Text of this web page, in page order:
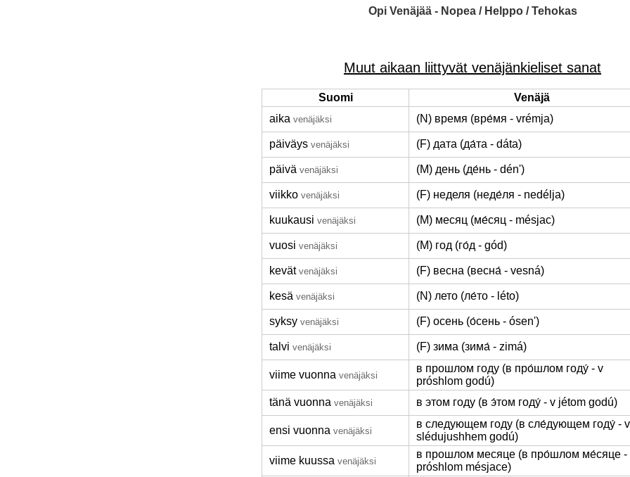
Opi Venäjää - Nopea / Helppo / Tehokas
Muut aikaan liittyvät venäjänkieliset sanat
Suomi
Venäjä
aika venäjäksi (N) время (вре́мя - vrémja)
päiväys venäjäksi (F) дата (да́та - dáta)
päivä venäjäksi (M) день (де́нь - dén')
viikko venäjäksi (F) неделя (неде́ля - nedélja)
kuukausi venäjäksi (M) месяц (ме́сяц - mésjac)
vuosi venäjäksi (M) год (го́д - gód)
kevät venäjäksi (F) весна (весна́ - vesná)
kesä venäjäksi (N) лето (ле́то - léto)
syksy venäjäksi (F) осень (о́сень - ósen')
talvi venäjäksi (F) зима (зима́ - zimá)
viime vuonna venäjäksi
в прошлом году (в про́шлом году́ - v
próshlom godú)
tänä vuonna venäjäksi в этом году (в э́том году́ - v jétom godú)
ensi vuonna venäjäksi
в следующем году (в сле́дующем году́ - v
slédujushhem godú)
viime kuussa venäjäksi
в прошлом месяце (в про́шлом ме́сяце -
próshlom mésjace)